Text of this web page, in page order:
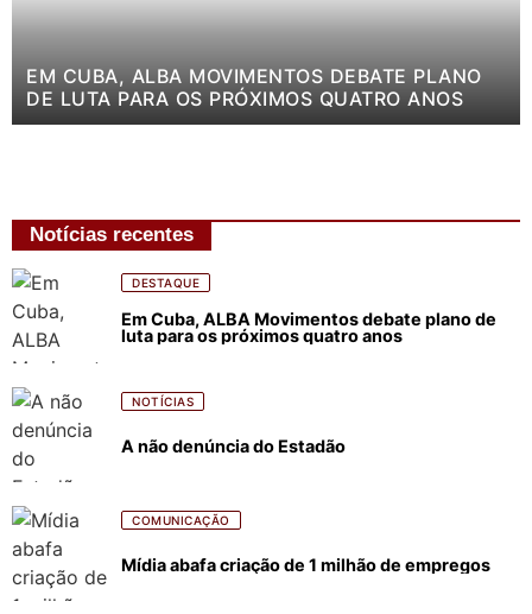
EM CUBA, ALBA MOVIMENTOS DEBATE PLANO
DE LUTA PARA OS PRÓXIMOS QUATRO ANOS
Notícias recentes
DESTAQUE
Em Cuba, ALBA Movimentos debate plano de
luta para os próximos quatro anos
NOTÍCIAS
A não denúncia do Estadão
COMUNICAÇÃO
Mídia abafa criação de 1 milhão de empregos